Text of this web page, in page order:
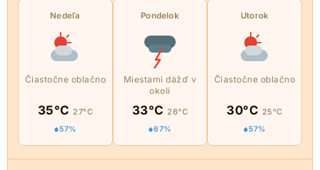
Nedeľa
Čiastočne oblačno
35°C27°C
57%
Pondelok
Miestami dážď v
okolí
33°C26°C
67%
Utorok
Čiastočne oblačno
30°C 25°C
57%